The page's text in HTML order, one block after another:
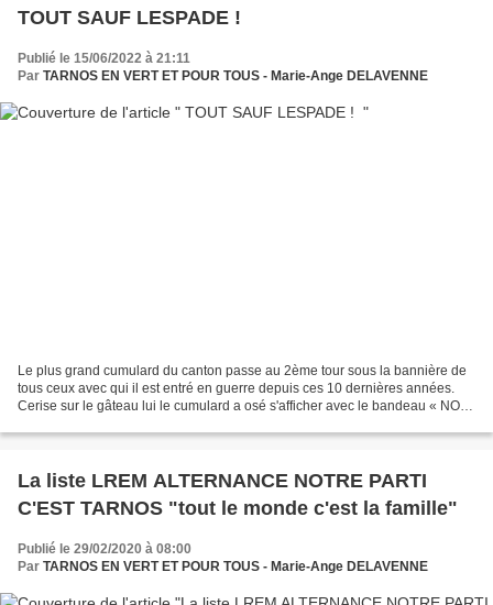
TOUT SAUF LESPADE !
Publié le 15/06/2022 à 21:11
Par TARNOS EN VERT ET POUR TOUS - Marie-Ange DELAVENNE
Le plus grand cumulard du canton passe au 2ème tour sous la bannière de
tous ceux avec qui il est entré en guerre depuis ces 10 dernières années.
Cerise sur le gâteau lui le cumulard a osé s'afficher avec le bandeau « NON
La liste LREM ALTERNANCE NOTRE PARTI
C'EST TARNOS "tout le monde c'est la famille"
Publié le 29/02/2020 à 08:00
Par TARNOS EN VERT ET POUR TOUS - Marie-Ange DELAVENNE